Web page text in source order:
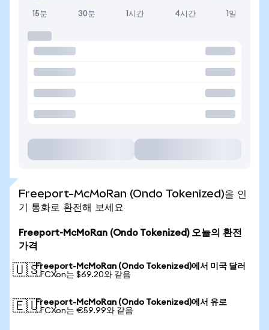
15분 30분 1시간 4시간 1일
Freeport-McMoRan (Ondo Tokenized)을 인
기 통화로 환전해 보세요
Freeport-McMoRan (Ondo Tokenized) 오늘의 환전
가격
🇺🇸Freeport-McMoRan (Ondo Tokenized)에서 미국 달러
1 FCXon는 $69.20와 같음
🇪🇺Freeport-McMoRan (Ondo Tokenized)에서 유로
1 FCXon는 €59.99와 같음